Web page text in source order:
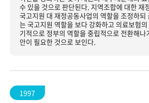
수 있을 것으로 판단된다. 지역조합에 대한 재
국고지원 대 재정공동사업의 역할을 조정하되
는 국고지원 역할을 보다 강화하고 의료보험
기적으로 정부의 역할을 중립적으로 전환해나
안이 필요한 것으로 보인다.
1997